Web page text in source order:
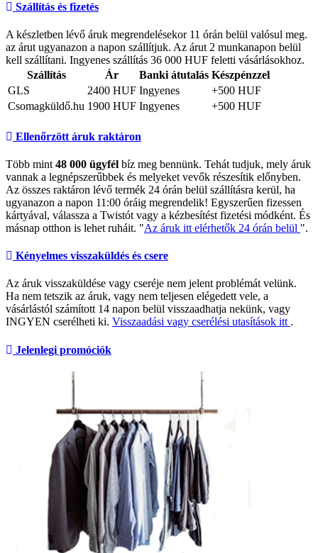
Szállítás és fizetés
A készletben lévő áruk megrendelésekor 11 órán belül valósul meg.
az árut ugyanazon a napon szállítjuk. Az árut 2 munkanapon belül
kell szállítani. Ingyenes szállítás 36 000 HUF feletti vásárlásokhoz.
Szállítás
Ár Banki átutalás Készpénzzel
GLS
2400 HUF Ingyenes
+500 HUF
Csomagküldő.hu 1900 HUF Ingyenes +500 HUF
Ellenőrzött áruk raktáron
Több mint 48 000 ügyfél bíz meg bennünk. Tehát tudjuk, mely áruk
vannak a legnépszerűbbek és melyeket vevők részesítik előnyben.
Az összes raktáron lévő termék 24 órán belül szállításra kerül, ha
ugyanazon a napon 11:00 óráig megrendelik! Egyszerűen fizessen
kártyával, válassza a Twistót vagy a kézbesítést fizetési módként. És
másnap otthon is lehet ruháit. "Az áruk itt elérhetők 24 órán belül ".
Kényelmes visszaküldés és csere
Az áruk visszaküldése vagy cseréje nem jelent problémát velünk.
Ha nem tetszik az áruk, vagy nem teljesen elégedett vele, a
vásárlástól számított 14 napon belül visszaadhatja nekünk, vagy
INGYEN cserélheti ki. Visszaadási vagy cserélési utasítások itt .
Jelenlegi promóciók